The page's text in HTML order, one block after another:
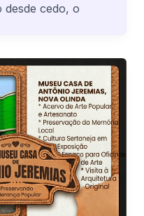
cedo, o